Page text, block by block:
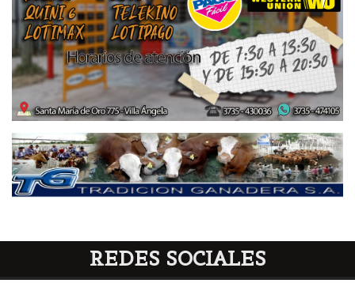
REDES SOCIALES